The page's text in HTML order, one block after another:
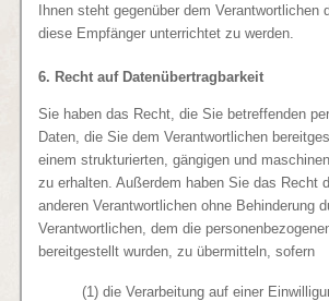
Ihnen steht gegenüber dem Verantwortlichen
diese Empfänger unterrichtet zu werden.
6. Recht auf Datenübertragbarkeit
Sie haben das Recht, die Sie betreffenden
Daten, die Sie dem Verantwortlichen
einem strukturierten, gängigen und
zu erhalten. Außerdem haben Sie das Recht
anderen Verantwortlichen ohne Behinderung
Verantwortlichen, dem die
bereitgestellt wurden, zu übermitteln, sofern
(1) die Verarbeitung auf einer